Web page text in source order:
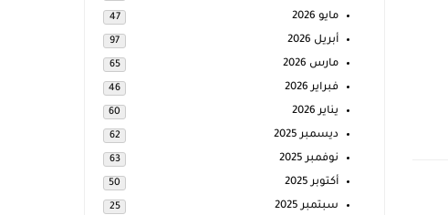
مايو 2026 47
أبريل 2026 97
مارس 2026 65
فبراير 2026 46
يناير 2026 60
ديسمبر 2025 62
نوفمبر 2025 63
أكتوبر 2025 50
سبتمبر 2025 25